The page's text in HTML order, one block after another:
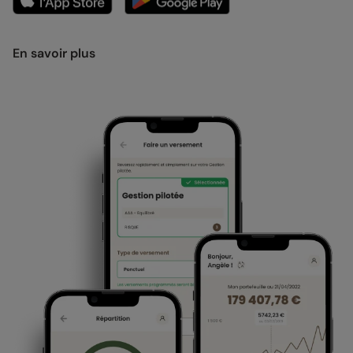
En savoir plus